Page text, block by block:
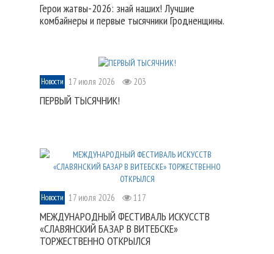
Герои жатвы-2026: знай наших! Лучшие
комбайнеры и первые тысячники Гродненщины.
Новости 17 июля 2026 203
ПЕРВЫЙ ТЫСЯЧНИК!
Новости 17 июля 2026 117
МЕЖДУНАРОДНЫЙ ФЕСТИВАЛЬ ИСКУССТВ
«СЛАВЯНСКИЙ БАЗАР В ВИТЕБСКЕ»
ТОРЖЕСТВЕННО ОТКРЫЛСЯ